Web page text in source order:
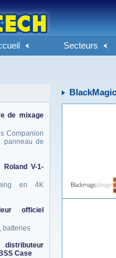
Secteurs
de mixage
Companion
de
Roland V-1-
en 4K
officiel
batteries
distributeur
Case